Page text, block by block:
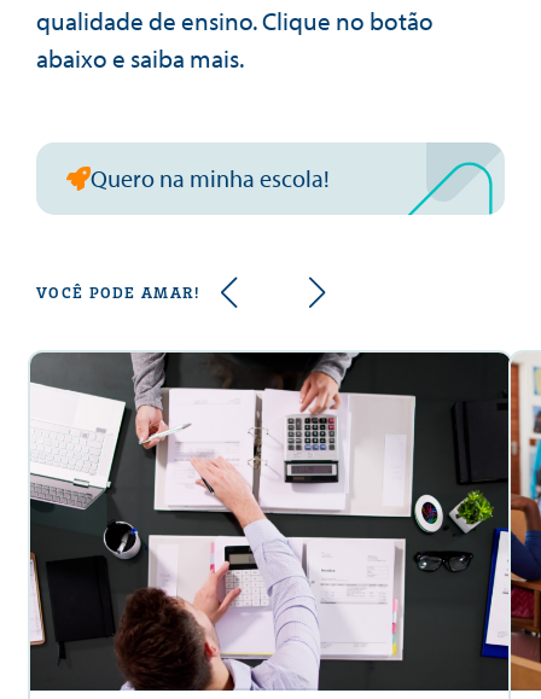
qualidade de ensino. Clique no botão
abaixo e saiba mais.
Quero na minha escola!
VOCÊ PODE AMAR!